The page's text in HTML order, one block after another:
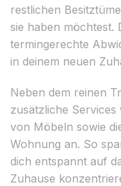
restlichen
sie haben möchtest.
termingerechte
in deinem neuen
Neben dem reinen
zusätzliche Services
von Möbeln sowie
Wohnung an. So
dich entspannt auf
Zuhause